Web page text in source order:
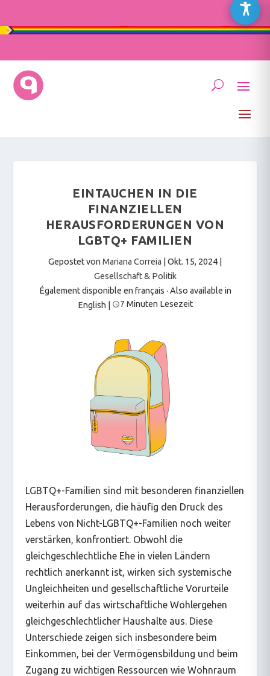
EINTAUCHEN IN DIE
FINANZIELLEN
HERAUSFORDERUNGEN VON
LGBTQ+ FAMILIEN
Gepostet von Mariana Correia Okt. 15, 2024
Gesellschaft & Politik
Également disponible en français · Also available in
English
7 Minuten Lesezeit
LGBTQ+-Familien sind mit besonderen finanziellen
Herausforderungen, die häufig den Druck des
Lebens von Nicht-LGBTQ+-Familien noch weiter
verstärken, konfrontiert. Obwohl die
gleichgeschlechtliche Ehe in vielen Ländern
rechtlich anerkannt ist, wirken sich systemische
Ungleichheiten und gesellschaftliche Vorurteile
weiterhin auf das wirtschaftliche Wohlergehen
gleichgeschlechtlicher Haushalte aus. Diese
Unterschiede zeigen sich insbesondere beim
Einkommen, bei der Vermögensbildung und beim
Zugang zu wichtigen Ressourcen wie Wohnraum